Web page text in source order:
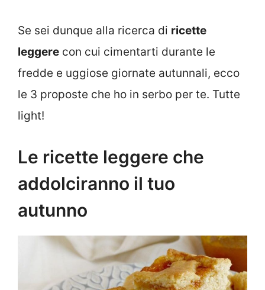
Se sei dunque alla ricerca di ricette
leggere con cui cimentarti durante le
fredde e uggiose giornate autunnali, ecco
le 3 proposte che ho in serbo per te. Tutte
light!
Le ricette leggere che
addolciranno il tuo
autunno